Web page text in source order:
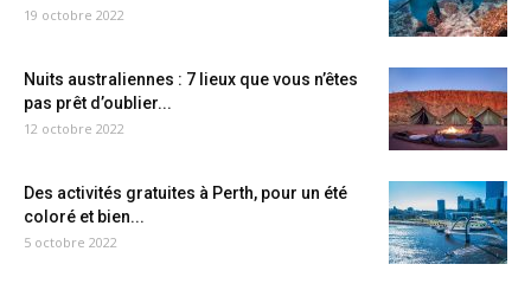
19 octobre 2022
Nuits australiennes : 7 lieux que vous n’êtes
pas prêt d’oublier...
12 octobre 2022
Des activités gratuites à Perth, pour un été
coloré et bien...
5 octobre 2022